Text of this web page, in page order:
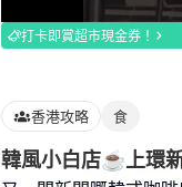
打卡即賞超市現金券！
香港攻略 食
韓風小白店☕️上環